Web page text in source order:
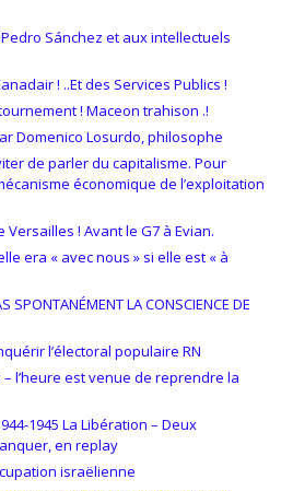
Sánchez et aux intellectuels
! ..Et des Services Publics !
! Maceon trahison .!
Domenico Losurdo, philosophe
de parler du capitalisme. Pour
économique de l’exploitation
! Avant le G7 à Evian.
era « avec nous » si elle est « à
SPONTANÉMENT LA CONSCIENCE DE
l’électoral populaire RN
l’heure est venue de reprendre la
1945 La Libération – Deux
en replay
israëlienne